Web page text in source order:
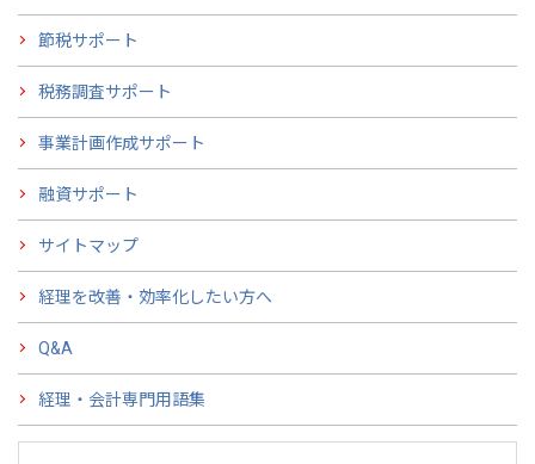
節税サポート
税務調査サポート
事業計画作成サポート
融資サポート
サイトマップ
経理を改善・効率化したい方へ
Q&A
経理・会計専門用語集